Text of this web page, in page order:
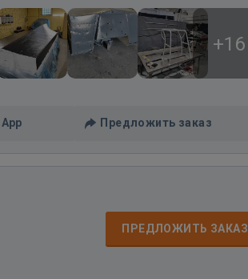
+16
Предложить заказ
ПРЕДЛОЖИТЬ ЗАКАЗ